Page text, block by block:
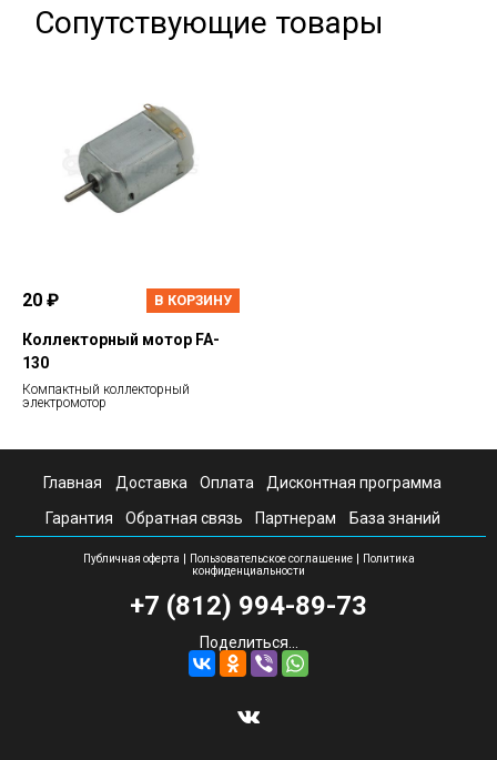
Сопутствующие товары
20 ₽ В КОРЗИНУ
Коллекторный мотор FA-
130
Компактный коллекторный
электромотор
Главная Доставка Оплата Дисконтная программа
Гарантия Обратная связь Партнерам База знаний
Публичная оферта | Пользовательское соглашение| Политика
конфиденциальности
Поделиться...
+7 (812) 994-89-73